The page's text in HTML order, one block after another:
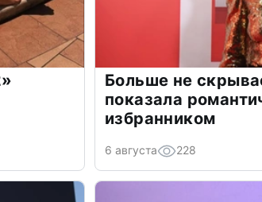
Больше не
показала
избранником
6 августа 228